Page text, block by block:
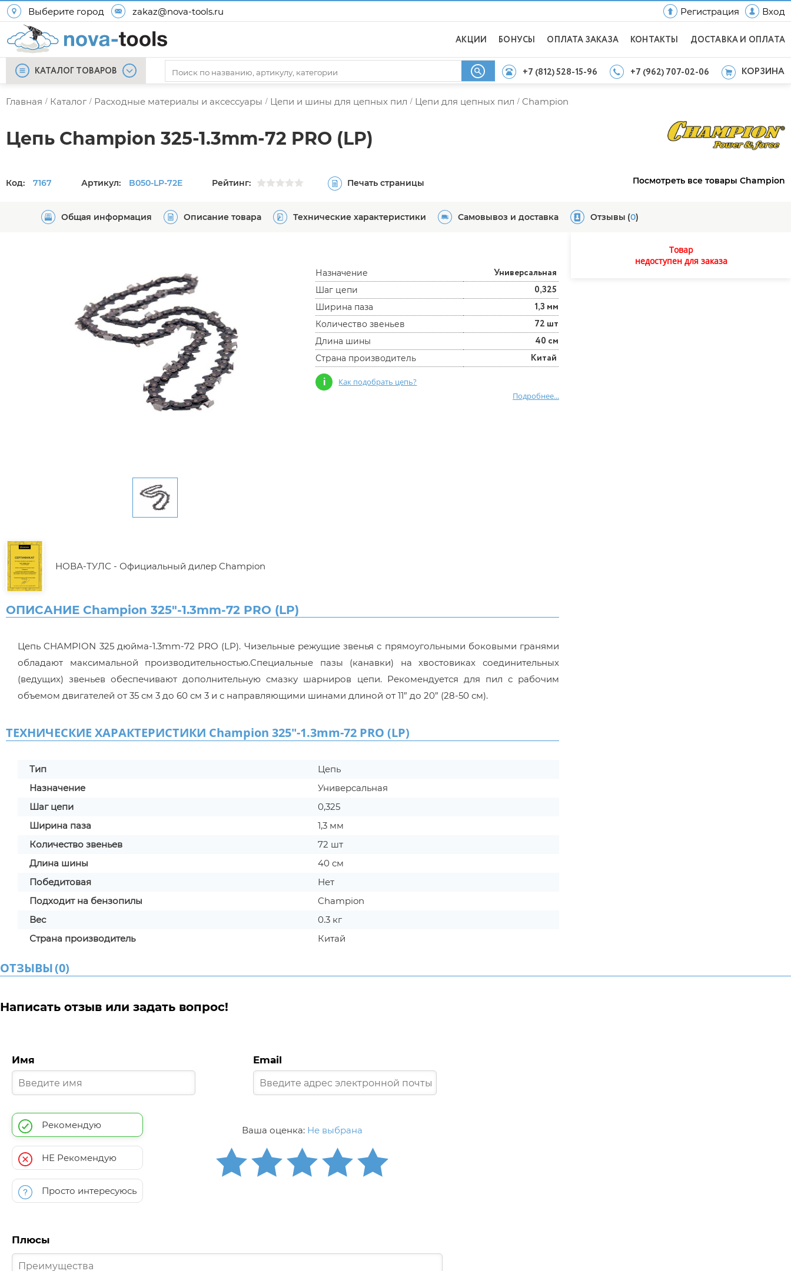
Выберите город zakaz@nova-tools.ru Регистрация Вход
АКЦИИ БОНУСЫ ОПЛАТА ЗАКАЗА КОНТАКТЫ ДОСТАВКА И ОПЛАТА
КАТАЛОГ ТОВАРОВ +7 (812) 528-15-96 +7 (962) 707-02-06 КОРЗИНА
Главная / Каталог / Расходные материалы и аксессуары / Цепи и шины для цепных пил / Цепи для цепных пил / Champion
Цепь Champion 325-1.3mm-72 PRO (LP)
Код: 7167 Артикул: B050-LP-72E Рейтинг: Печать страницы Посмотреть все товары Champion
Общая информация Описание товара Технические характеристики Самовывоз и доставка Отзывы (0)
НОВА-ТУЛС - Официальный дилер Champion
Назначение Универсальная
Шаг цепи 0,325
Ширина паза 1,3 мм
Количество звеньев 72 шт
Длина шины 40 см
Страна производитель Китай
i
Как подобрать цепь?
Подробнее...
ОПИСАНИЕ Champion 325"-1.3mm-72 PRO (LP)
Цепь CHAMPION 325 дюйма-1.3mm-72 PRO (LP). Чизельные режущие звенья с прямоугольными боковыми гранями
обладают максимальной производительностью.Специальные пазы (канавки) на хвостовиках соединительных
(ведущих) звеньев обеспечивают дополнительную смазку шарниров цепи. Рекомендуется для пил с рабочим
объемом двигателей от 35 см 3 до 60 см 3 и с направляющими шинами длиной от 11” до 20” (28-50 см).
ТЕХНИЧЕСКИЕ ХАРАКТЕРИСТИКИ Champion 325"-1.3mm-72 PRO (LP)
Тип
Цепь
Назначение
Универсальная
Шаг цепи
0,325
Ширина паза
1,3 мм
Количество звеньев
72 шт
Длина шины
40 см
Победитовая
Нет
Подходит на бензопилы
Champion
Вес
0.3 кг
Страна производитель
Китай
Товар
недоступен для заказа
ОТЗЫВЫ(0)
Написать отзыв или задать вопрос!
Имя Email
Рекомендую
НЕ Рекомендую
Просто интересуюсь
Ваша оценка: Не выбрана
Плюсы